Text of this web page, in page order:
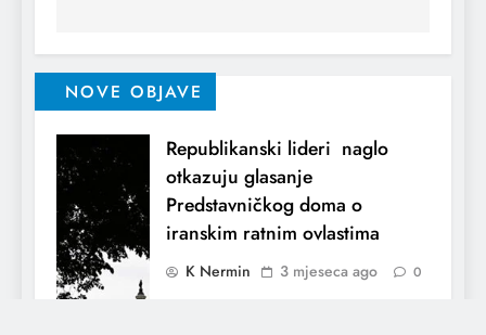
NOVE OBJAVE
Republikanski lideri naglo
otkazuju glasanje
Predstavničkog doma o
iranskim ratnim ovlastima
K Nermin 3 mjeseca ago 0